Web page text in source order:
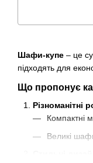
Шафи-купе – це
підходять для
Що пропонує
Різноманітні
Компактні
Великі